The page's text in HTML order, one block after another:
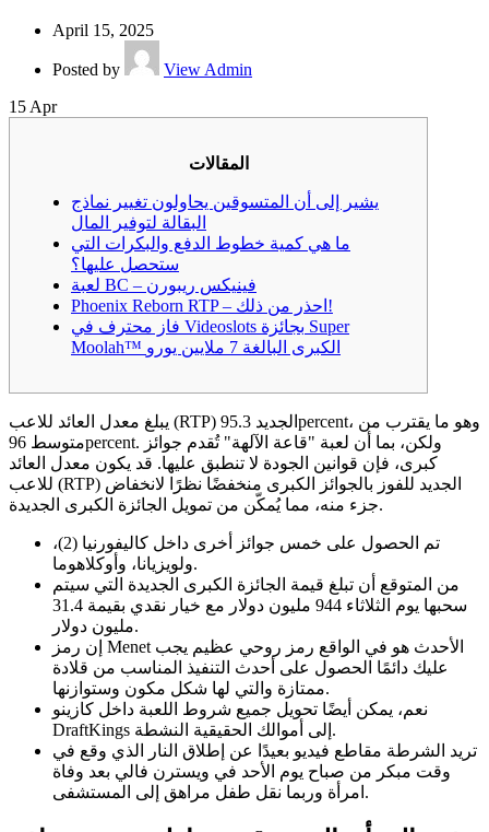
April 15, 2025
Posted by
View Admin
15 Apr
المقالات
يشير إلى أن المتسوقين يحاولون تغيير نماذج
البقالة لتوفير المال
ما هي كمية خطوط الدفع والبكرات التي
ستحصل عليها؟
لعبة BC – فينيكس ريبورن
Phoenix Reborn RTP – احذر من ذلك!
فاز محترف في Videoslots بجائزة Super
Moolah™ الكبرى البالغة 7 ملايين يورو
يبلغ معدل العائد للاعب (RTP) الجديد 95.3percent، وهو ما يقترب من
متوسط ​​96percent. ولكن، بما أن لعبة "قاعة الآلهة" تُقدم جوائز
كبرى، فإن قوانين الجودة لا تنطبق عليها. قد يكون معدل العائد
للاعب (RTP) الجديد للفوز بالجوائز الكبرى منخفضًا نظرًا لانخفاض
جزء منه، مما يُمكّن من تمويل الجائزة الكبرى الجديدة.
تم الحصول على خمس جوائز أخرى داخل كاليفورنيا (2)،
ولويزيانا، وأوكلاهوما.
من المتوقع أن تبلغ قيمة الجائزة الكبرى الجديدة التي سيتم
سحبها يوم الثلاثاء 944 مليون دولار مع خيار نقدي بقيمة 31.4
مليون دولار.
إن رمز Menet الأحدث هو في الواقع رمز روحي عظيم يجب
عليك دائمًا الحصول على أحدث التنفيذ المناسب من قلادة
ممتازة والتي لها شكل مكون وستوازنها.
نعم، يمكن أيضًا تحويل جميع شروط اللعبة داخل كازينو
DraftKings إلى أموالك الحقيقية النشطة.
تريد الشرطة مقاطع فيديو بعيدًا عن إطلاق النار الذي وقع في
وقت مبكر من صباح يوم الأحد في ويسترن فالي بعد وفاة
امرأة وربما نقل طفل مراهق إلى المستشفى.